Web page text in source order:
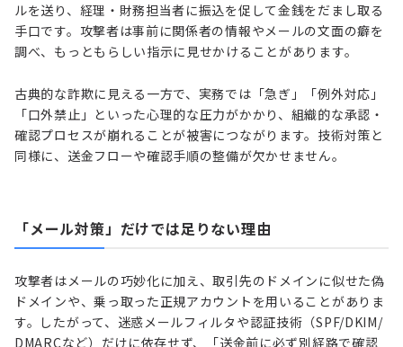
ルを送り、経理・財務担当者に振込を促して金銭をだまし取る
手口です。攻撃者は事前に関係者の情報やメールの文面の癖を
調べ、もっともらしい指示に見せかけることがあります。
古典的な詐欺に見える一方で、実務では「急ぎ」「例外対応」
「口外禁止」といった心理的な圧力がかかり、組織的な承認・
確認プロセスが崩れることが被害につながります。技術対策と
同様に、送金フローや確認手順の整備が欠かせません。
「メール対策」だけでは足りない理由
攻撃者はメールの巧妙化に加え、取引先のドメインに似せた偽
ドメインや、乗っ取った正規アカウントを用いることがありま
す。したがって、迷惑メールフィルタや認証技術（SPF/DKIM/
DMARCなど）だけに依存せず、「送金前に必ず別経路で確認